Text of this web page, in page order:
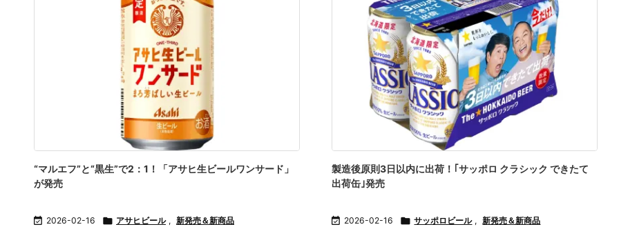
“マルエフ”と“黒生”で2：1！「アサヒ生ビールワンサード」
が発売
 2026-02-16  アサヒビール , 新発売＆新商品
製造後原則3日以内に出荷！｢サッポロ クラシック できたて
出荷缶｣発売
 2026-02-16  サッポロビール , 新発売＆新商品